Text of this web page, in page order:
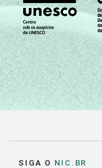
SIGA O NIC.BR